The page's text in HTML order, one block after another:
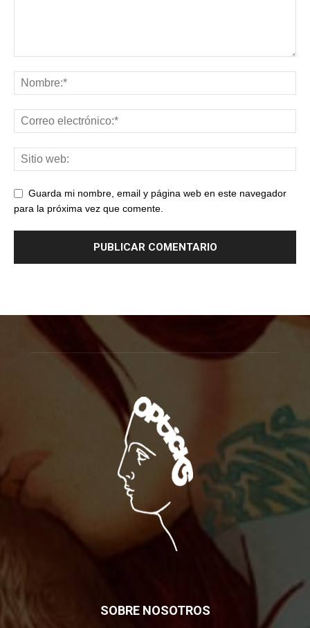
Guarda mi nombre, email y página web en este navegador
para la próxima vez que comente.
SOBRE NOSOTROS